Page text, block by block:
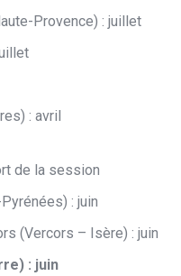
Provence) : juillet
: avril
de la session
: juin
(Vercors – Isère) : juin
: juin